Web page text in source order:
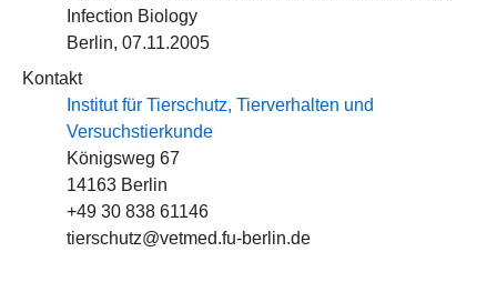
Infection Biology
Berlin, 07.11.2005
Kontakt
Institut für Tierschutz, Tierverhalten und
Versuchstierkunde
Königsweg 67
14163 Berlin
+49 30 838 61146
tierschutz@vetmed.fu-berlin.de